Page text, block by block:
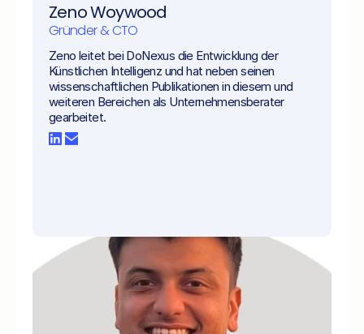
Zeno Woywood
Gründer & CTO
Zeno leitet bei DoNexus die Entwicklung der
Künstlichen Intelligenz und hat neben seinen
wissenschaftlichen Publikationen in diesem und
weiteren Bereichen als Unternehmensberater
gearbeitet.